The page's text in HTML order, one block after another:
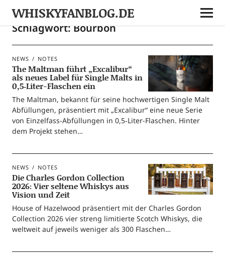
WHISKYFANBLOG.DE
Schlagwort:Bourbon
NEWS NOTES
The Maltman führt „Excalibur“
als neues Label für Single Malts in
0,5‑Liter-Flaschen ein
The Malt­man, bekannt für sei­ne hoch­wer­ti­gen Sin­gle Malt
Abfül­lun­gen, prä­sen­tiert mit „Exca­li­bur“ eine neue Serie
von Ein­­zel­­fass-Abfül­­lun­­gen in 0,5‑Liter-Flaschen. Hin­ter
dem Pro­jekt stehen…
NEWS NOTES
Die Charles Gordon Collection
2026: Vier seltene Whiskys aus
Vision und Zeit
House of Hazel­wood prä­sen­tiert mit der Charles Gor­don
Coll­ec­tion 2026 vier streng limi­tier­te Scotch Whis­kys, die
welt­weit auf jeweils weni­ger als 300 Flaschen…